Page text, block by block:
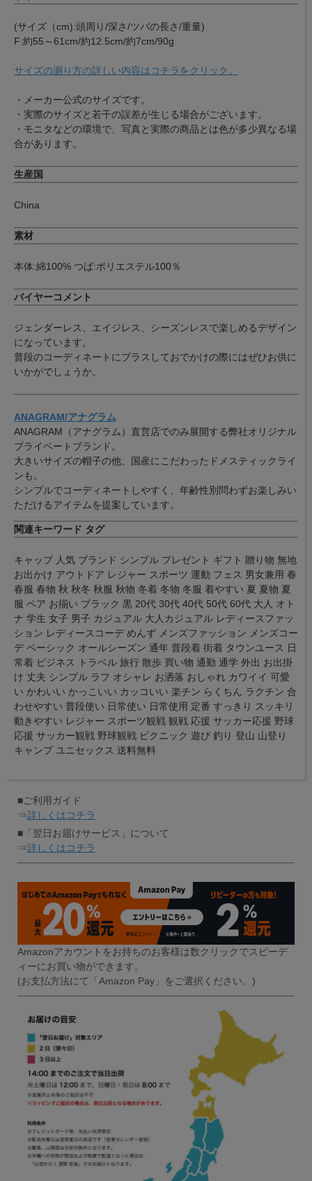
(サイズ（cm):頭周り/深さ/ツバの長さ/重量)
F:約55～61cm/約12.5cm/約7cm/90g
サイズの測り方の詳しい内容はコチラをクリック。
・メーカー公式のサイズです。
・実際のサイズと若干の誤差が生じる場合がございます。
・モニタなどの環境で、写真と実際の商品とは色が多少異なる場
合があります。
生産国
China
素材
本体:綿100% つば:ポリエステル100％
バイヤーコメント
ジェンダーレス、エイジレス、シーズンレスで楽しめるデザイン
になっています。
普段のコーディネートにプラスしておでかけの際にはぜひお供に
いかがでしょうか。
ANAGRAM/アナグラム
ANAGRAM（アナグラム）直営店でのみ展開する弊社オリジナル
プライベートブランド。
大きいサイズの帽子の他、国産にこだわったドメスティックライ
ンも。
シンプルでコーディネートしやすく、年齢性別問わずお楽しみい
ただけるアイテムを提案しています。
関連キーワード タグ
キャップ 人気 ブランド シンプル プレゼント ギフト 贈り物 無地
お出かけ アウトドア レジャー スポーツ 運動 フェス 男女兼用 春
春服 春物 秋 秋冬 秋服 秋物 冬着 冬物 冬服 着やすい 夏 夏物 夏
服 ペア お揃い ブラック 黒 20代 30代 40代 50代 60代 大人 オト
ナ 学生 女子 男子 カジュアル 大人カジュアル レディースファッ
ション レディースコーデ めんず メンズファッション メンズコー
デ ベーシック オールシーズン 通年 普段着 街着 タウンユース 日
常着 ビジネス トラベル 旅行 散歩 買い物 通勤 通学 外出 お出掛
け 丈夫 シンプル ラフ オシャレ お洒落 おしゃれ カワイイ 可愛
い かわいい かっこいい カッコいい 楽チン らくちん ラクチン 合
わせやすい 普段使い 日常使い 日常使用 定番 すっきり スッキリ
動きやすい レジャー スポーツ観戦 観戦 応援 サッカー応援 野球
応援 サッカー観戦 野球観戦 ピクニック 遊び 釣り 登山 山登り
キャンプ ユニセックス 送料無料
■ご利用ガイド
⇒詳しくはコチラ
■「翌日お届けサービス」について
⇒詳しくはコチラ
Amazonアカウントをお持ちのお客様は数クリックでスピーデ
ィーにお買い物ができます。
(お支払方法にて「Amazon Pay」をご選択ください。)